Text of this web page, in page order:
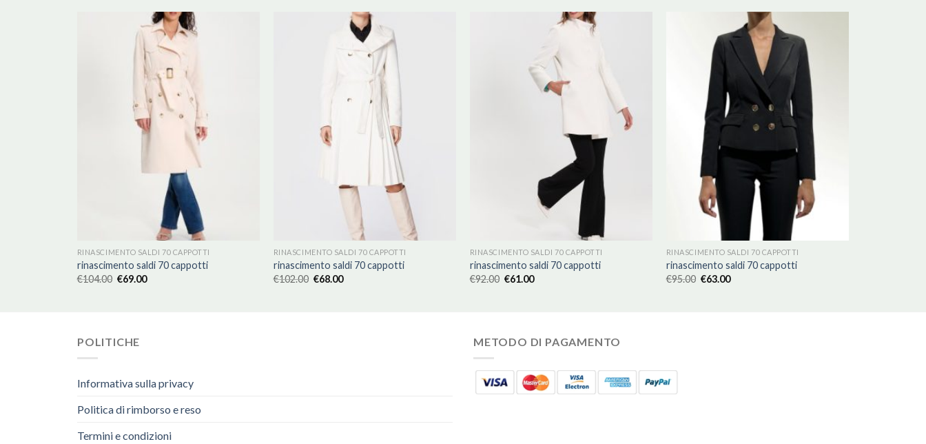
RINASCIMENTO SALDI 70 CAPPOTTI
rinascimento saldi 70 cappotti
€104.00 €69.00
RINASCIMENTO SALDI 70 CAPPOTTI
rinascimento saldi 70 cappotti
€102.00 €68.00
RINASCIMENTO SALDI 70 CAPPOTTI
rinascimento saldi 70 cappotti
€92.00 €61.00
RINASCIMENTO SALDI 70 CAPPOTTI
rinascimento saldi 70 cappotti
€95.00 €63.00
POLITICHE
Informativa sulla privacy
Politica di rimborso e reso
Termini e condizioni
METODO DI PAGAMENTO